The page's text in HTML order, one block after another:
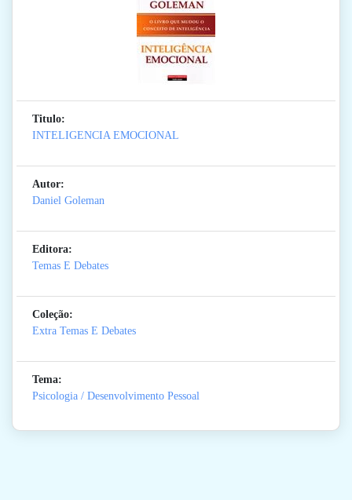
Titulo:
INTELIGENCIA EMOCIONAL
Autor:
Daniel Goleman
Editora:
Temas E Debates
Coleção:
Extra Temas E Debates
Tema:
Psicologia / Desenvolvimento Pessoal